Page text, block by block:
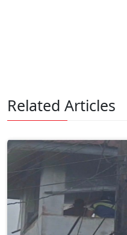
Related Articles